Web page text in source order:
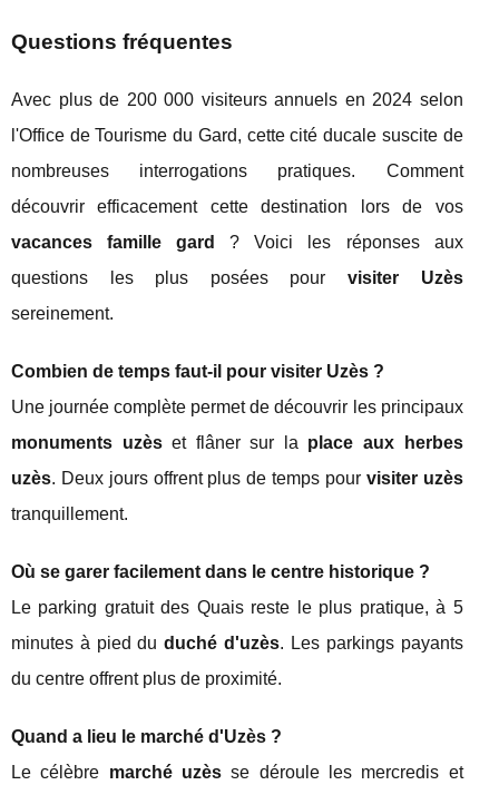
Questions fréquentes
Avec plus de 200 000 visiteurs annuels en 2024 selon
l'Office de Tourisme du Gard, cette cité ducale suscite de
nombreuses interrogations pratiques. Comment
découvrir efficacement cette destination lors de vos
vacances famille gard
? Voici les réponses aux
questions les plus posées pour visiter Uzès
sereinement.
Combien de temps faut-il pour visiter Uzès ?
Une journée complète permet de découvrir les principaux
monuments uzèset flâner sur la place aux herbes
uzès. Deux jours offrent plus de temps pour visiter uzès
tranquillement.
Où se garer facilement dans le centre historique ?
Le parking gratuit des Quais reste le plus pratique, à 5
minutes à pied duduché d'uzès. Les parkings payants
du centre offrent plus de proximité.
Quand a lieu le marché d'Uzès ?
Le célèbre marché uzèsse déroule les mercredis et